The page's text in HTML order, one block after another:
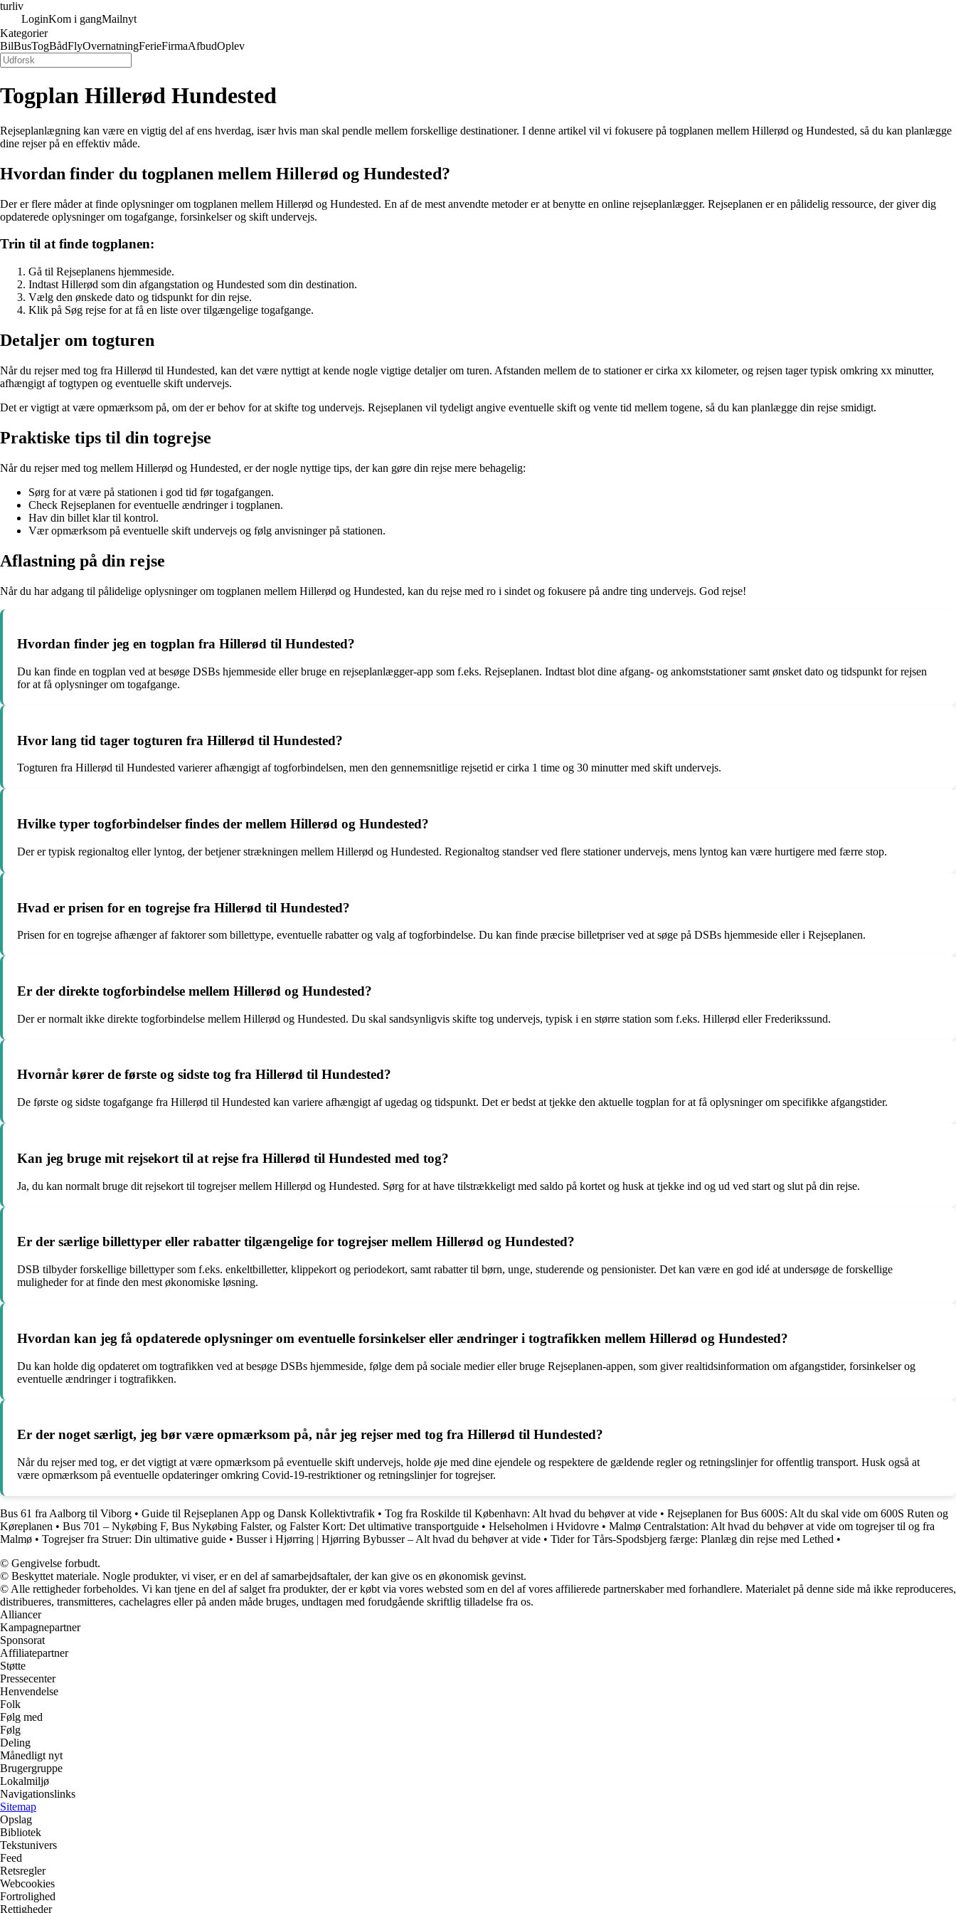
turliv
LoginKom i gangMailnyt
Kategorier
BilBusTogBådFlyOvernatningFerieFirmaAfbudOplev
Togplan Hillerød Hundested
Rejseplanlægning kan være en vigtig del af ens hverdag, især hvis man skal pendle mellem forskellige destinationer. I denne artikel vil vi fokusere på togplanen mellem Hillerød og Hundested, så du kan planlægge
dine rejser på en effektiv måde.
Hvordan finder du togplanen mellem Hillerød og Hundested?
Der er flere måder at finde oplysninger om togplanen mellem Hillerød og Hundested. En af de mest anvendte metoder er at benytte en online rejseplanlægger. Rejseplanen er en pålidelig ressource, der giver dig
opdaterede oplysninger om togafgange, forsinkelser og skift undervejs.
Trin til at finde togplanen:
Gå til Rejseplanens hjemmeside.
Indtast Hillerød som din afgangstation og Hundested som din destination.
Vælg den ønskede dato og tidspunkt for din rejse.
Klik på Søg rejse for at få en liste over tilgængelige togafgange.
Detaljer om togturen
Når du rejser med tog fra Hillerød til Hundested, kan det være nyttigt at kende nogle vigtige detaljer om turen. Afstanden mellem de to stationer er cirka xx kilometer, og rejsen tager typisk omkring xx minutter,
afhængigt af togtypen og eventuelle skift undervejs.
Det er vigtigt at være opmærksom på, om der er behov for at skifte tog undervejs. Rejseplanen vil tydeligt angive eventuelle skift og vente tid mellem togene, så du kan planlægge din rejse smidigt.
Praktiske tips til din togrejse
Når du rejser med tog mellem Hillerød og Hundested, er der nogle nyttige tips, der kan gøre din rejse mere behagelig:
Sørg for at være på stationen i god tid før togafgangen.
Check Rejseplanen for eventuelle ændringer i togplanen.
Hav din billet klar til kontrol.
Vær opmærksom på eventuelle skift undervejs og følg anvisninger på stationen.
Aflastning på din rejse
Når du har adgang til pålidelige oplysninger om togplanen mellem Hillerød og Hundested, kan du rejse med ro i sindet og fokusere på andre ting undervejs. God rejse!
Hvordan finder jeg en togplan fra Hillerød til Hundested?
Du kan finde en togplan ved at besøge DSBs hjemmeside eller bruge en rejseplanlægger-app som f.eks. Rejseplanen. Indtast blot dine afgang- og ankomststationer samt ønsket dato og tidspunkt for rejsen
for at få oplysninger om togafgange.
Hvor lang tid tager togturen fra Hillerød til Hundested?
Togturen fra Hillerød til Hundested varierer afhængigt af togforbindelsen, men den gennemsnitlige rejsetid er cirka 1 time og 30 minutter med skift undervejs.
Hvilke typer togforbindelser findes der mellem Hillerød og Hundested?
Der er typisk regionaltog eller lyntog, der betjener strækningen mellem Hillerød og Hundested. Regionaltog standser ved flere stationer undervejs, mens lyntog kan være hurtigere med færre stop.
Hvad er prisen for en togrejse fra Hillerød til Hundested?
Prisen for en togrejse afhænger af faktorer som billettype, eventuelle rabatter og valg af togforbindelse. Du kan finde præcise billetpriser ved at søge på DSBs hjemmeside eller i Rejseplanen.
Er der direkte togforbindelse mellem Hillerød og Hundested?
Der er normalt ikke direkte togforbindelse mellem Hillerød og Hundested. Du skal sandsynligvis skifte tog undervejs, typisk i en større station som f.eks. Hillerød eller Frederikssund.
Hvornår kører de første og sidste tog fra Hillerød til Hundested?
De første og sidste togafgange fra Hillerød til Hundested kan variere afhængigt af ugedag og tidspunkt. Det er bedst at tjekke den aktuelle togplan for at få oplysninger om specifikke afgangstider.
Kan jeg bruge mit rejsekort til at rejse fra Hillerød til Hundested med tog?
Ja, du kan normalt bruge dit rejsekort til togrejser mellem Hillerød og Hundested. Sørg for at have tilstrækkeligt med saldo på kortet og husk at tjekke ind og ud ved start og slut på din rejse.
Er der særlige billettyper eller rabatter tilgængelige for togrejser mellem Hillerød og Hundested?
DSB tilbyder forskellige billettyper som f.eks. enkeltbilletter, klippekort og periodekort, samt rabatter til børn, unge, studerende og pensionister. Det kan være en god idé at undersøge de forskellige
muligheder for at finde den mest økonomiske løsning.
Hvordan kan jeg få opdaterede oplysninger om eventuelle forsinkelser eller ændringer i togtrafikken mellem Hillerød og Hundested?
Du kan holde dig opdateret om togtrafikken ved at besøge DSBs hjemmeside, følge dem på sociale medier eller bruge Rejseplanen-appen, som giver realtidsinformation om afgangstider, forsinkelser og
eventuelle ændringer i togtrafikken.
Er der noget særligt, jeg bør være opmærksom på, når jeg rejser med tog fra Hillerød til Hundested?
Når du rejser med tog, er det vigtigt at være opmærksom på eventuelle skift undervejs, holde øje med dine ejendele og respektere de gældende regler og retningslinjer for offentlig transport. Husk også at
være opmærksom på eventuelle opdateringer omkring Covid-19-restriktioner og retningslinjer for togrejser.
Bus 61 fra Aalborg til Viborg • Guide til Rejseplanen App og Dansk Kollektivtrafik • Tog fra Roskilde til København: Alt hvad du behøver at vide • Rejseplanen for Bus 600S: Alt du skal vide om 600S Ruten og
Køreplanen • Bus 701 – Nykøbing F, Bus Nykøbing Falster, og Falster Kort: Det ultimative transportguide • Helseholmen i Hvidovre • Malmø Centralstation: Alt hvad du behøver at vide om togrejser til og fra
Malmø • Togrejser fra Struer: Din ultimative guide • Busser i Hjørring | Hjørring Bybusser – Alt hvad du behøver at vide • Tider for Tårs-Spodsbjerg færge: Planlæg din rejse med Lethed •
© Gengivelse forbudt.
© Beskyttet materiale. Nogle produkter, vi viser, er en del af samarbejdsaftaler, der kan give os en økonomisk gevinst.
© Alle rettigheder forbeholdes. Vi kan tjene en del af salget fra produkter, der er købt via vores websted som en del af vores affilierede partnerskaber med forhandlere. Materialet på denne side må ikke reproduceres,
distribueres, transmitteres, cachelagres eller på anden måde bruges, undtagen med forudgående skriftlig tilladelse fra os.
Alliancer
Kampagnepartner
Sponsorat
Affiliatepartner
Støtte
Pressecenter
Henvendelse
Folk
Følg med
Følg
Deling
Månedligt nyt
Brugergruppe
Lokalmiljø
Navigationslinks
Sitemap
Opslag
Bibliotek
Tekstunivers
Feed
Retsregler
Webcookies
Fortrolighed
Rettigheder